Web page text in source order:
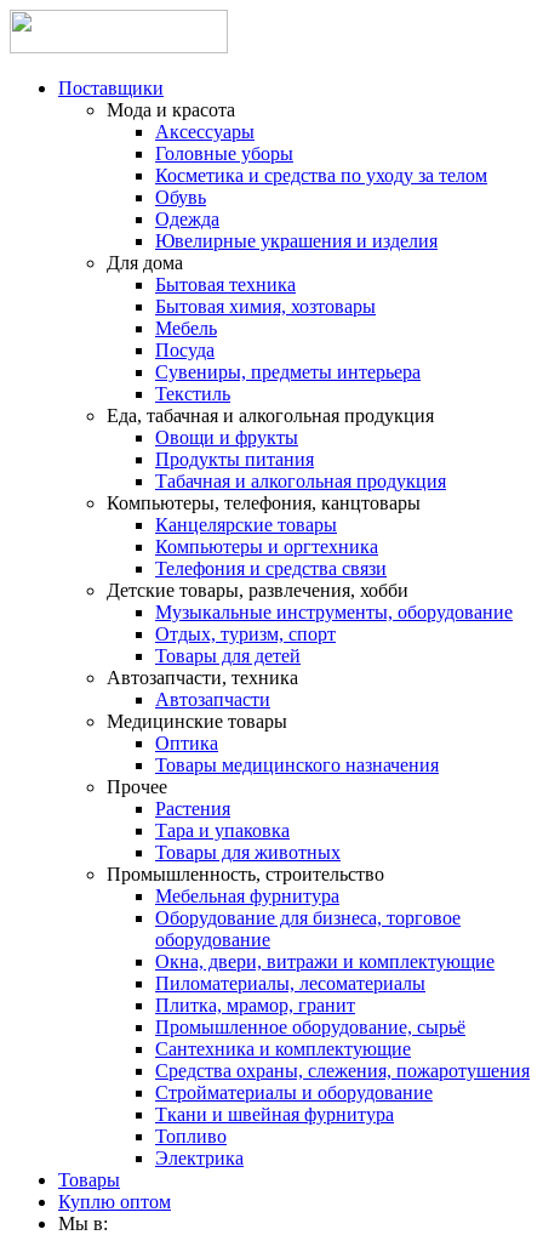
Поставщики
Мода и красота
Аксессуары
Головные уборы
Косметика и средства по уходу за телом
Обувь
Одежда
Ювелирные украшения и изделия
Для дома
Бытовая техника
Бытовая химия, хозтовары
Мебель
Посуда
Сувениры, предметы интерьера
Текстиль
Еда, табачная и алкогольная продукция
Овощи и фрукты
Продукты питания
Табачная и алкогольная продукция
Компьютеры, телефония, канцтовары
Канцелярские товары
Компьютеры и оргтехника
Телефония и средства связи
Детские товары, развлечения, хобби
Музыкальные инструменты, оборудование
Отдых, туризм, спорт
Товары для детей
Автозапчасти, техника
Автозапчасти
Медицинские товары
Оптика
Товары медицинского назначения
Прочее
Растения
Тара и упаковка
Товары для животных
Промышленность, строительство
Мебельная фурнитура
Оборудование для бизнеса, торговое
оборудование
Окна, двери, витражи и комплектующие
Пиломатериалы, лесоматериалы
Плитка, мрамор, гранит
Промышленное оборудование, сырьё
Сантехника и комплектующие
Средства охраны, слежения, пожаротушения
Стройматериалы и оборудование
Ткани и швейная фурнитура
Топливо
Электрика
Товары
Куплю оптом
Мы в: